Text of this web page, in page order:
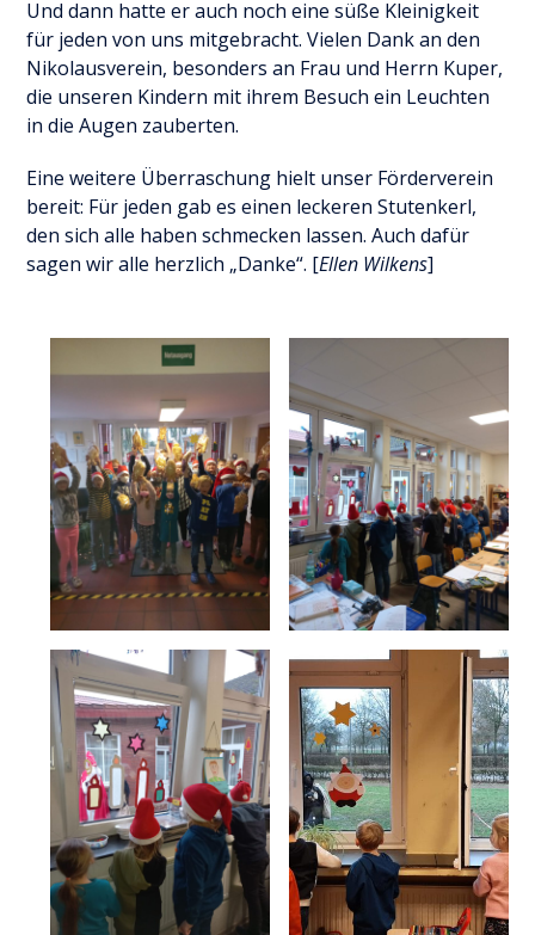
Und dann hatte er auch noch eine süße Kleinigkeit
für jeden von uns mitgebracht. Vielen Dank an den
Nikolausverein, besonders an Frau und Herrn Kuper,
die unseren Kindern mit ihrem Besuch ein Leuchten
in die Augen zauberten.
Eine weitere Überraschung hielt unser Förderverein
bereit: Für jeden gab es einen leckeren Stutenkerl,
den sich alle haben schmecken lassen. Auch dafür
sagen wir alle herzlich „Danke“. [Ellen Wilkens]